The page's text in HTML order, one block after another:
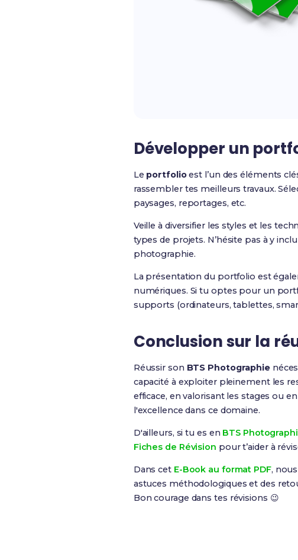
Développer un
Le portfolioest l’un des éléments
rassembler tes meilleurs travaux.
paysages, reportages, etc.
Veille à diversifier les styles et les
types de projets. N’hésite pas à y
photographie.
La présentation du portfolio est
numériques. Si tu optes pour un
supports (ordinateurs, tablettes,
Conclusion sur la
Réussir son BTS Photographie
capacité à exploiter pleinement les
efficace, en valorisant les stages ou
l'excellence dans ce domaine.
D'ailleurs, si tu es en BTS
Fiches de Révision pour t’aider à
Dans cet E-Book au format PDF,
astuces méthodologiques et des
Bon courage dans tes révisions 😉